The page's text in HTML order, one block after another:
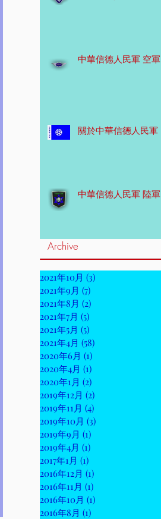
中華信德人民軍 空軍
關於中華信德人民軍
中華信德人民軍 陸軍
Archive
2021年10月 (3)
2021年9月 (7)
2021年8月 (2)
2021年7月 (5)
2021年5月 (5)
2021年4月 (58)
2020年6月 (1)
2020年4月 (1)
2020年1月 (2)
2019年12月 (2)
2019年11月 (4)
2019年10月 (3)
2019年9月 (1)
2019年4月 (1)
2017年1月 (1)
2016年12月 (1)
2016年11月 (1)
2016年10月 (1)
2016年8月 (1)